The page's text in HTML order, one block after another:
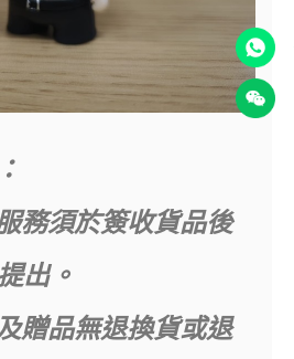
務須於簽收貨品後
出。
贈品無退換貨或退